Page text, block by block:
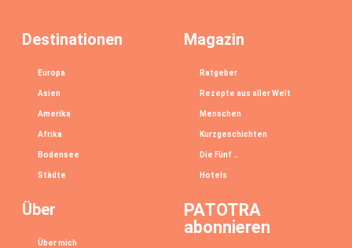
Destinationen
Europa
Asien
Amerika
Afrika
Bodensee
Städte
Magazin
Ratgeber
Rezepte aus aller Welt
Menschen
Kurzgeschichten
Die Fünf …
Hotels
Über
Über mich
PATOTRA
abonnieren